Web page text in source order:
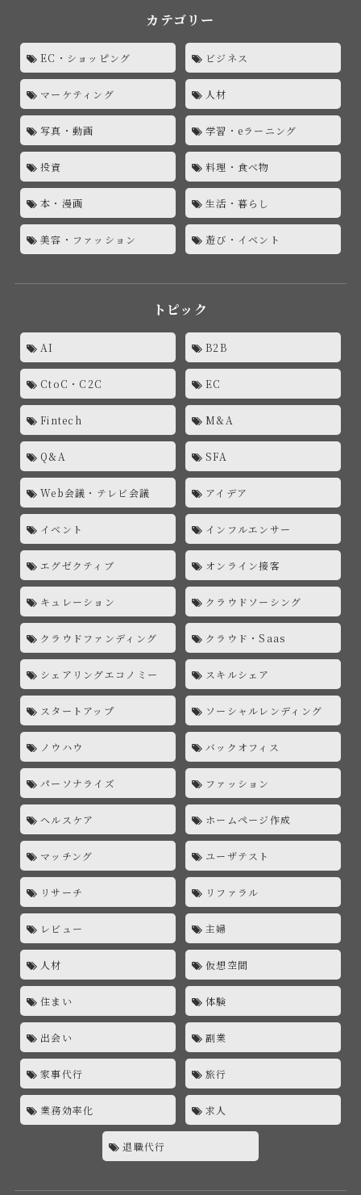
カテゴリー
EC・ショッピング ビジネス
マーケティング 人材
写真・動画 学習・eラーニング
投資 料理・食べ物
本・漫画 生活・暮らし
美容・ファッション 遊び・イベント
トピック
AI B2B
CtoC・C2C EC
Fintech M&A
Q&A SFA
Web会議・テレビ会議 アイデア
イベント インフルエンサー
エグゼクティブ オンライン接客
キュレーション クラウドソーシング
クラウドファンディング クラウド・Saas
シェアリングエコノミー スキルシェア
スタートアップ ソーシャルレンディング
ノウハウ バックオフィス
パーソナライズ ファッション
ヘルスケア ホームページ作成
マッチング ユーザテスト
リサーチ リファラル
レビュー 主婦
人材 仮想空間
住まい 体験
出会い 副業
家事代行 旅行
業務効率化 求人
退職代行